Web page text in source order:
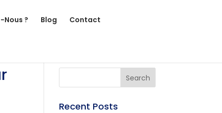
Nous ? Blog Contact
Recent Posts